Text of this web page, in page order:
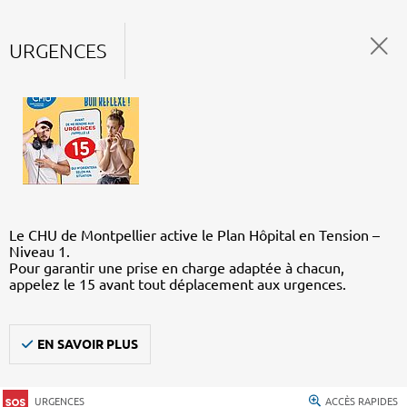
URGENCES
Le CHU de Montpellier active le Plan Hôpital en Tension –
Niveau 1.
Pour garantir une prise en charge adaptée à chacun,
appelez le 15 avant tout déplacement aux urgences.
EN SAVOIR PLUS
URGENCES ACCÈS RAPIDES